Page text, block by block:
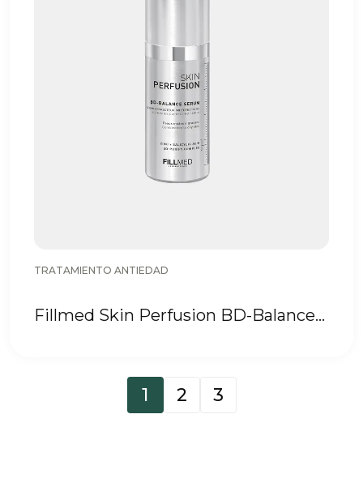
TRATAMIENTO ANTIEDAD
Fillmed Skin Perfusion BD-Balance
1 2 3